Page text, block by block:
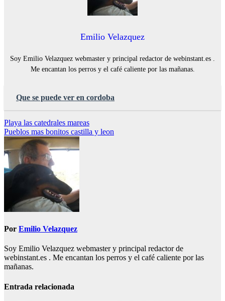
Emilio Velazquez
Soy Emilio Velazquez webmaster y principal redactor de webinstant.es .
Me encantan los perros y el café caliente por las mañanas.
Que se puede ver en cordoba
Navegación
de
entradas
Playa las catedrales mareas
Pueblos mas bonitos castilla y leon
Por Emilio Velazquez
Soy Emilio Velazquez webmaster y principal redactor de
webinstant.es . Me encantan los perros y el café caliente por las
mañanas.
Entrada relacionada